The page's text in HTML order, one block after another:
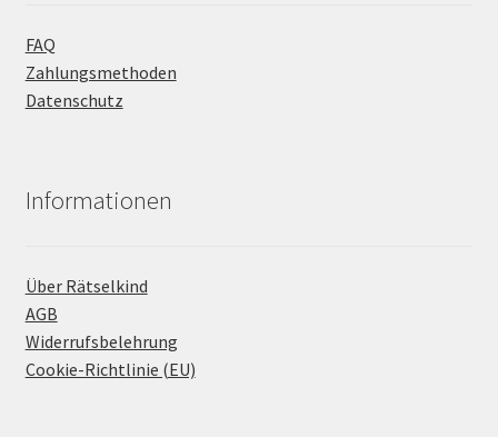
FAQ
Zahlungsmethoden
Datenschutz
Informationen
Über Rätselkind
AGB
Widerrufsbelehrung
Cookie-Richtlinie (EU)